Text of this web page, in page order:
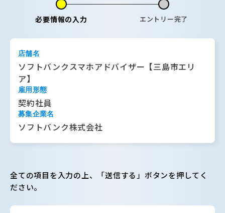
必要情報の入力 エントリー完了
店舗名
ソフトバンクスマホアドバイザー【三島市エリ
ア】
雇用形態
契約社員
募集企業名
ソフトバンク株式会社
全ての項目を入力の上、「送信する」ボタンを押してく
ださい。